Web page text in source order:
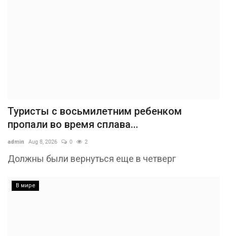
Туристы с восьмилетним ребенком
пропали во время сплава...
admin Aug 8, 2026 0 2
Должны были вернуться еще в четверг
В мире